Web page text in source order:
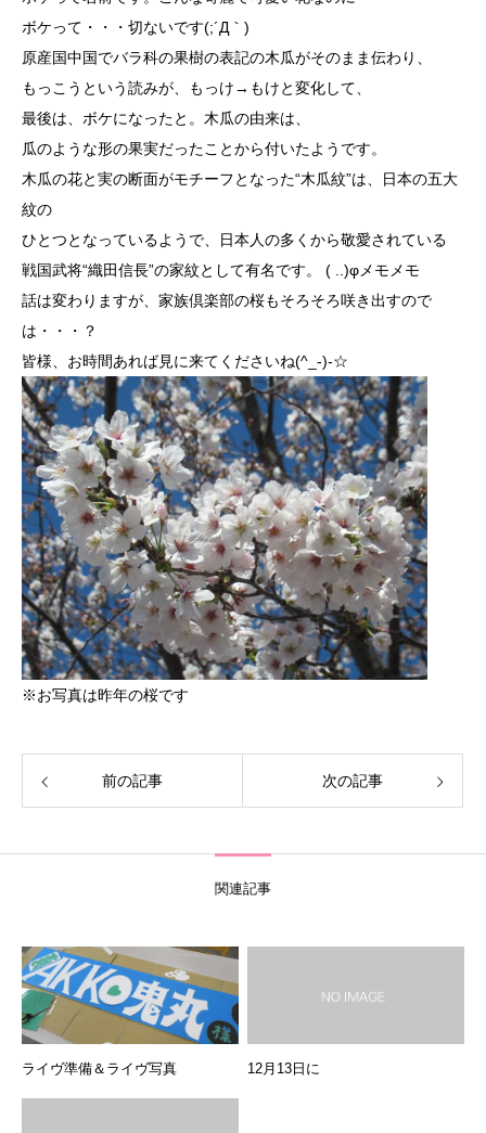
ボケって・・・切ないです(;´Д｀)
原産国中国でバラ科の果樹の表記の木瓜がそのまま伝わり、
もっこうという読みが、もっけ→もけと変化して、
最後は、ボケになったと。木瓜の由来は、
瓜のような形の果実だったことから付いたようです。
木瓜の花と実の断面がモチーフとなった“木瓜紋”は、日本の五大
紋の
ひとつとなっているようで、日本人の多くから敬愛されている
戦国武将“織田信長”の家紋として有名です。 ( ..)φメモメモ
話は変わりますが、家族倶楽部の桜もそろそろ咲き出すので
は・・・？
皆様、お時間あれば見に来てくださいね(^_-)-☆
※お写真は昨年の桜です
前の記事 次の記事
関連記事
ライヴ準備＆ライヴ写真 12月13日に